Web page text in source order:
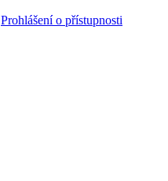
Prohlášení o přístupnosti